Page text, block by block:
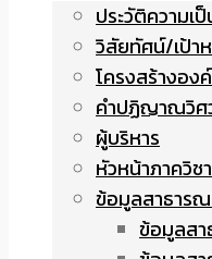
ประวัติความเ
วิสัยทัศน์/เป้
โครงสร้างอง
คำปฏิญาณวิศ
ผู้บริหาร
หัวหน้าภาควิชา
ข้อมูลสาธารณ
ข้อมูลสา